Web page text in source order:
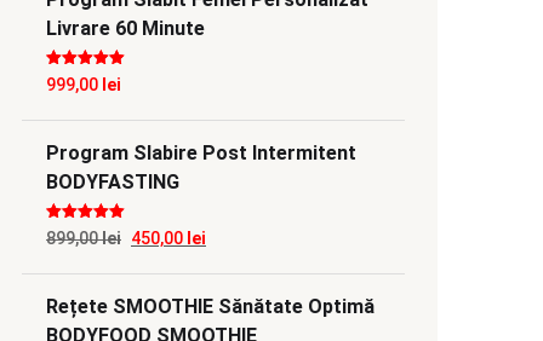
Livrare 60 Minute
Evaluat la5
din 5
999,00 lei
Program Slabire Post Intermitent
BODYFASTING
Evaluat la5
din 5
899,00lei Prețul
inițial
a
450,00 lei
curent
este:
Rețete SMOOTHIE Sănătate Optimă
BODYFOOD SMOOTHIE